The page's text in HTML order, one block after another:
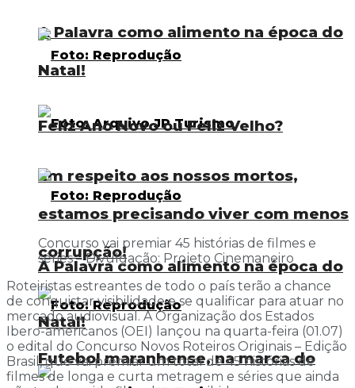
A Palavra como alimento na época do
Natal!
Em respeito aos nossos mortos,
estamos precisando viver com menos
corrupção!
Futebol maranhense, na marca do
Feliz Ano Novo ou Feliz Velho?
A Palavra como alimento na época do
Natal!
Concurso vai premiar 45 histórias de filmes e
séries – Divulgação: Projeto Cinemaneiro
Roteiristas estreantes de todo o país terão a chance
de conquistar visibilidade e se qualificar para atuar no
mercado audiovisual. A Organização dos Estados
Ibero-americanos (OEI) lançou na quarta-feira (01.07)
o edital do Concurso Novos Roteiros Originais – Edição
Brasil, que vai premiar um total de 45 histórias de
filmes de longa e curta metragem e séries que ainda